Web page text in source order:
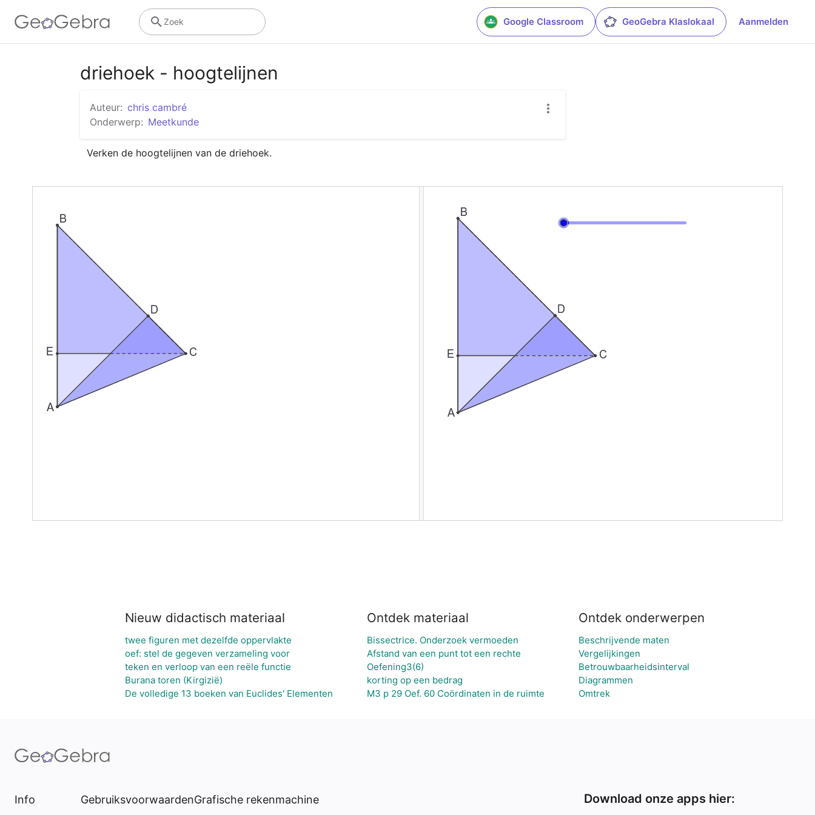
Google Classroom GeoGebra Klaslokaal Aanmelden
Zoek
driehoek - hoogtelijnen
Auteur: chris cambré
Onderwerp: Meetkunde
Verken de hoogtelijnen van de driehoek.
Nieuw didactisch materiaal
twee figuren met dezelfde oppervlakte
oef: stel de gegeven verzameling voor
teken en verloop van een reële functie
Burana toren (Kirgizië)
De volledige 13 boeken van Euclides' Elementen
Ontdek materiaal
Bissectrice. Onderzoek vermoeden
Afstand van een punt tot een rechte
Oefening3(6)
korting op een bedrag
M3 p 29 Oef. 60 Coördinaten in de ruimte
Ontdek onderwerpen
Beschrijvende maten
Vergelijkingen
Betrouwbaarheidsinterval
Diagrammen
Omtrek
Info GebruiksvoorwaardenGrafische rekenmachine Download onze apps hier: